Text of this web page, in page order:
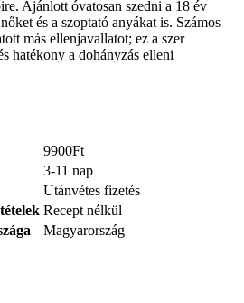
Ajánlott óvatosan szedni a 18 év
és a szoptató anyákat is. Számos
más ellenjavallatot; ez a szer
hatékony a dohányzás elleni
9900Ft
3-11 nap
Utánvétes fizetés
Recept nélkül
Magyarország